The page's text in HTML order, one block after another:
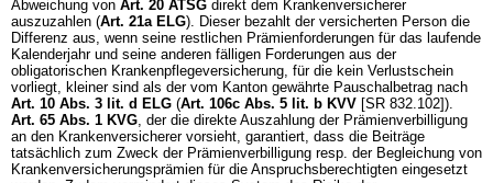
Abweichung von Art. 20 ATSG direkt dem Krankenversicherer
auszuzahlen (Art. 21a ELG). Dieser bezahlt der versicherten Person die
Differenz aus, wenn seine restlichen Prämienforderungen für das laufende
Kalenderjahr und seine anderen fälligen Forderungen aus der
obligatorischen Krankenpflegeversicherung, für die kein Verlustschein
vorliegt, kleiner sind als der vom Kanton gewährte Pauschalbetrag nach
Art. 10 Abs. 3 lit. d ELG (Art. 106c Abs. 5 lit. b KVV [SR 832.102]).
Art. 65 Abs. 1 KVG, der die direkte Auszahlung der Prämienverbilligung
an den Krankenversicherer vorsieht, garantiert, dass die Beiträge
tatsächlich zum Zweck der Prämienverbilligung resp. der Begleichung von
Krankenversicherungsprämien für die Anspruchsberechtigten eingesetzt